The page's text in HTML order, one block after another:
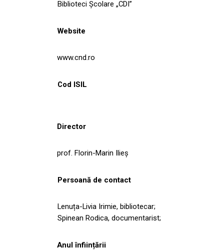
Biblioteci Școlare „CDI”
Website
www.cnd.ro
Cod ISIL
Director
prof. Florin-Marin Ilieș
Persoană de contact
Lenuța-Livia Irimie, bibliotecar;
Spinean Rodica, documentarist;
Anul înființării